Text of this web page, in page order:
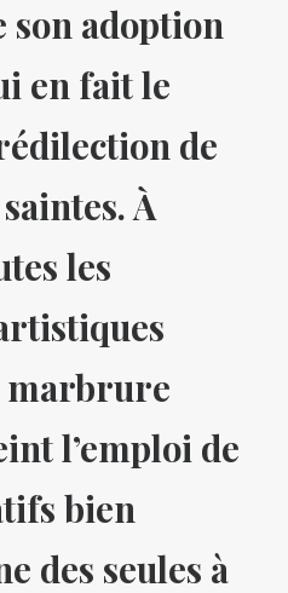
adoption
en fait le
de
À
les
marbrure
l’emploi de
bien
des seules à